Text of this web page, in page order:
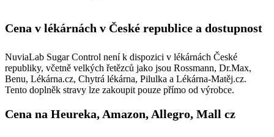
Cena v lékárnách v České republice a dostupnost
NuviaLab Sugar Control není k dispozici v lékárnách České
republiky, včetně velkých řetězců jako jsou Rossmann, Dr.Max,
Benu, Lékárna.cz, Chytrá lékárna, Pilulka a Lékárna-Matěj.cz.
Tento doplněk stravy lze zakoupit pouze přímo od výrobce.
Cena na Heureka, Amazon, Allegro, Mall cz